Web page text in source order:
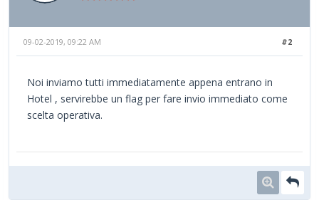
#2
09-02-2019, 09:22 AM
Noi inviamo tutti immediatamente appena entrano in
Hotel , servirebbe un flag per fare invio immediato come
scelta operativa.